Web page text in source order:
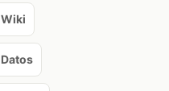
Wiki
Datos